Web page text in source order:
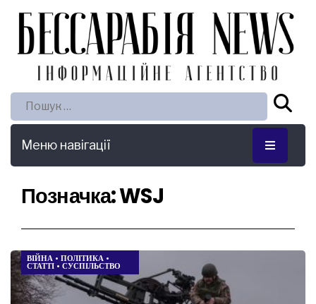
Пошук:
Меню навігації
Позначка:WSJ
ВІЙНА • ПОЛІТИКА •
СТАТТІ • СУСПІЛЬСТВО